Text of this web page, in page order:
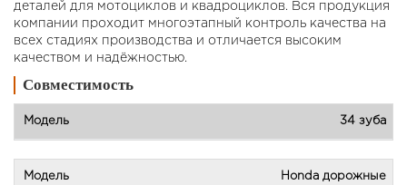
деталей для мотоциклов и квадроциклов. Вся продукция
компании проходит многоэтапный контроль качества на
всех стадиях производства и отличается высоким
качеством и надёжностью.
Совместимость
34 зуба
Honda дорожные